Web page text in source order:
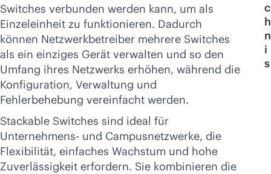
Jetzt kaufen
Switches verbunden werden kann, um als
Einzeleinheit zu funktionieren. Dadurch
können Netzwerkbetreiber mehrere Switches
als ein einziges Gerät verwalten und so den
Umfang ihres Netzwerks erhöhen, während die
Konfiguration, Verwaltung und
Fehlerbehebung vereinfacht werden.
Stackable Switches sind ideal für
Unternehmens- und Campusnetzwerke, die
Flexibilität, einfaches Wachstum und hohe
Zuverlässigkeit erfordern. Sie kombinieren die
c
h
n
i
s